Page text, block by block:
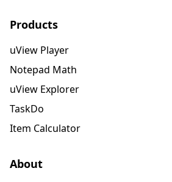
Products
uView Player
Notepad Math
uView Explorer
TaskDo
Item Calculator
About